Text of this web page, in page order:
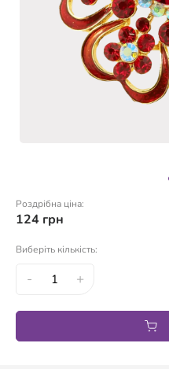
Роздрібна ціна:
124 грн
Виберіть кількість:
- +